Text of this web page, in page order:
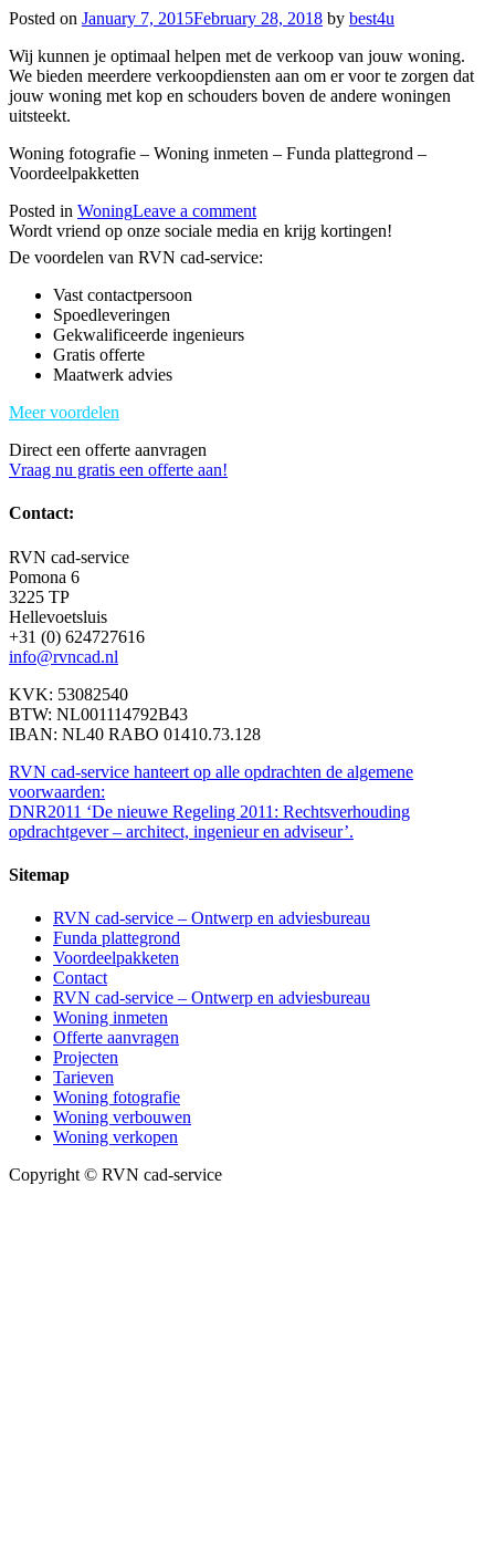
Posted on January 7, 2015February 28, 2018 by best4u
Wij kunnen je optimaal helpen met de verkoop van jouw woning.
We bieden meerdere verkoopdiensten aan om er voor te zorgen dat
jouw woning met kop en schouders boven de andere woningen
uitsteekt.
Woning fotografie – Woning inmeten – Funda plattegrond –
Voordeelpakketten
Posted in WoningLeave a comment
Wordt vriend op onze sociale media en krijg kortingen!
De voordelen van RVN cad-service:
Vast contactpersoon
Spoedleveringen
Gekwalificeerde ingenieurs
Gratis offerte
Maatwerk advies
Meer voordelen
Direct een offerte aanvragen
Vraag nu gratis een offerte aan!
Contact:
RVN cad-service
Pomona 6
3225 TP
Hellevoetsluis
+31 (0) 624727616
info@rvncad.nl
KVK: 53082540
BTW: NL001114792B43
IBAN: NL40 RABO 01410.73.128
RVN cad-service hanteert op alle opdrachten de algemene
voorwaarden:
DNR2011 ‘De nieuwe Regeling 2011: Rechtsverhouding
opdrachtgever – architect, ingenieur en adviseur’.
Sitemap
RVN cad-service – Ontwerp en adviesbureau
Funda plattegrond
Voordeelpakketen
Contact
RVN cad-service – Ontwerp en adviesbureau
Woning inmeten
Offerte aanvragen
Projecten
Tarieven
Woning fotografie
Woning verbouwen
Woning verkopen
Copyright © RVN cad-service